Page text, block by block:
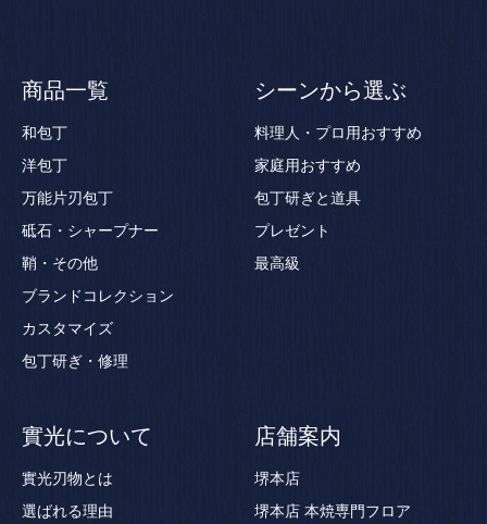
商品一覧
和包丁
洋包丁
万能片刃包丁
砥石・シャープナー
鞘・その他
ブランドコレクション
カスタマイズ
包丁研ぎ・修理
シーンから選ぶ
料理人・プロ用おすすめ
家庭用おすすめ
包丁研ぎと道具
プレゼント
最高級
實光について
實光刃物とは
選ばれる理由
店舗案内
堺本店
堺本店 本焼専門フロア